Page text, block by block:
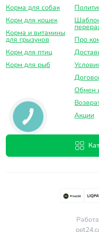
Корма для собак
Корм для кошек
Корма и витамины
для грызунов
Корм для птиц
Корм для рыб
Про
Обмен
Акции